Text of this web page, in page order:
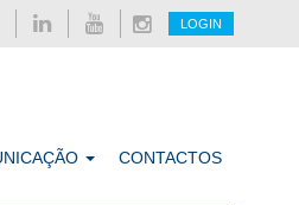
LOGIN
CONTACTOS